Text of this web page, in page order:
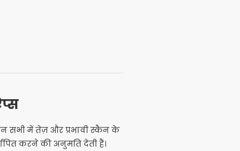
सभी में तेज़ और प्रभावी स्कैन के
करने की अनुमति देती हैं।